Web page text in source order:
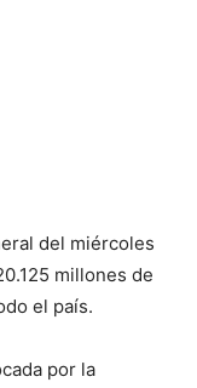
del miércoles
millones de
el país.
por la